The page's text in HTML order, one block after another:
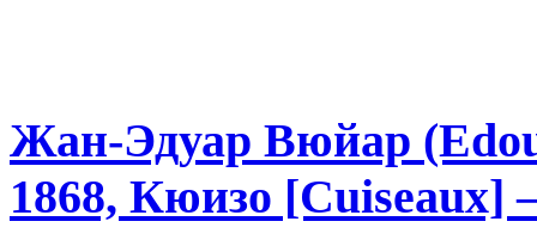
Жан-Эдуар Вюйар
1868, Кюизо